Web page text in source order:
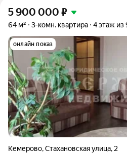
5 900 000 ₽
64 м² 3-комн. квартира 4 этаж из
онлайн показ
Кемерово,Стахановская улица, 2